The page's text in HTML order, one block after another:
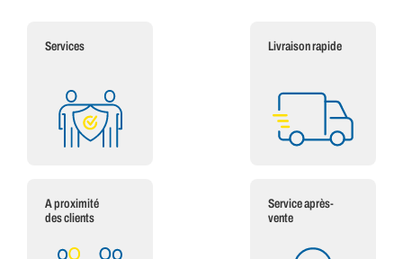
Services Livraison rapide
A proximité
des clients
Service après-
vente